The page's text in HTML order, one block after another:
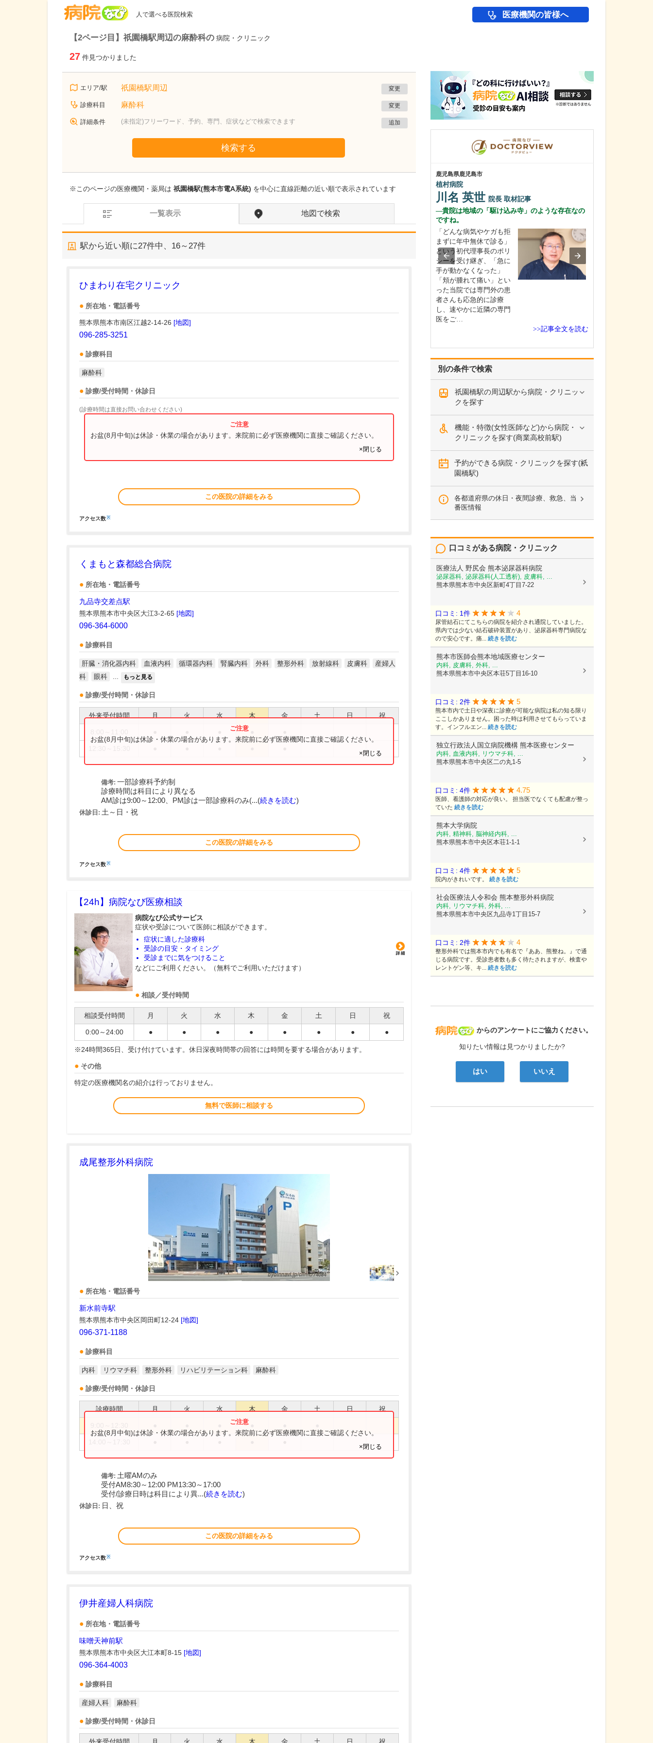
人で選べる医院検索 医療機関の皆様へ
【2ページ目】祇園橋駅周辺の麻酔科の 病院・クリニック
27 件見つかりました
エリア/駅 祇園橋駅周辺 変更
診療科目 麻酔科 変更
詳細条件 (未指定)フリーワード、予約、専門、症状などで検索できます 追加
検索する
※このページの医療機関・薬局は 祇園橋駅(熊本市電A系統) を中心に直線距離の近い順で表示されています
一覧表示 地図で検索
駅から近い順に27件中、 16～27件
ひまわり在宅クリニック
所在地・電話番号
熊本県熊本市南区江越2-14-26 [地図]
096-285-3251
診療科目
麻酔科
診療/受付時間・休診日
(診療時間は直接お問い合わせください)
お盆(8月中旬)は休診・休業の場合があります。来院前に必ず医療機関に直接ご確認ください。
×閉じる
この医院の詳細をみる
アクセス数※
くまもと森都総合病院
所在地・電話番号
九品寺交差点駅
熊本県熊本市中央区大江3-2-65 [地図]
096-364-6000
診療科目
肝臓・消化器内科 血液内科 循環器内科 腎臓内科 外科 整形外科 放射線科 皮膚科
産婦人
科
眼科 もっと見る
診療/受付時間・休診日
外来受付時間 月 火 水 木 金 土 日 祝
お盆(8月中旬)は休診・休業の場合があります。来院前に必ず医療機関に直接ご確認ください。
×閉じる
備考: 一部診療科予約制
診療時間は科目により異なる
AM診は9:00～12:00、PM診は一部診療科のみ(...(続きを読む)
休診日: 土～日・祝
この医院の詳細をみる
アクセス数※
【24h】 病院なび医療相談
病院なび公式サービス
症状や受診について医師に相談ができます。
症状に適した診療科
受診の目安・タイミング
受診までに気をつけること
などにご利用ください。（無料でご利用いただけます）
相談／受付時間
相談受付時間 月 火 水 木 金 土 日 祝
0:00～24:00 ● ● ● ● ● ● ● ●
※24時間365日、受け付けています。休日深夜時間帯の回答には時間を要する場合があります。
その他
特定の医療機関名の紹介は行っておりません。
無料で医師に相談する
成尾整形外科病院
所在地・電話番号
新水前寺駅
熊本県熊本市中央区岡田町12-24 [地図]
096-371-1188
診療科目
内科 リウマチ科 整形外科 リハビリテーション科 麻酔科
診療/受付時間・休診日
診療時間 月 火 水 木 金 土 日 祝
お盆(8月中旬)は休診・休業の場合があります。来院前に必ず医療機関に直接ご確認ください。
×閉じる
備考: 土曜AMのみ
受付AM8:30～12:00 PM13:30～17:00
受付/診療日時は科目により異...(続きを読む)
休診日: 日、祝
この医院の詳細をみる
アクセス数※
伊井産婦人科病院
所在地・電話番号
味噌天神前駅
熊本県熊本市中央区大江本町8-15 [地図]
096-364-4003
診療科目
産婦人科 麻酔科
診療/受付時間・休診日
別の条件で検索
祇園橋駅の周辺駅から病院・クリニッ
クを探す
機能・特徴(女性医師など)から病院・
クリニックを探す(商業高校前駅)
予約ができる病院・クリニックを探す(祇
園橋駅)
各都道府県の休日・夜間診療、救急、当
番医情報
病院なび
からのアンケートにご協力ください。
知りたい情報は見つかりましたか?
はい いいえ
口コミがある病院・クリニック
医療法人 野尻会 熊本泌尿器科病院
泌尿器科, 泌尿器科(人工透析), 皮膚科, ...
熊本県熊本市中央区新町4丁目7-22
口コミ: 1件 4
尿管結石にてこちらの病院を紹介され通院していました。
県内では少ない結石破砕装置があり、泌尿器科専門病院な
ので安心です。痛... 続きを読む
熊本市医師会熊本地域医療センター
内科, 皮膚科, 外科, ...
熊本県熊本市中央区本荘5丁目16-10
口コミ: 2件 5
熊本市内で土日や深夜に診療が可能な病院は私の知る限り
ここしかありません。困った時は利用させてもらっていま
す。インフルエン... 続きを読む
独立行政法人国立病院機構 熊本医療センター
内科, 血液内科, リウマチ科, ...
熊本県熊本市中央区二の丸1-5
口コミ: 4件 4.75
医師、看護師の対応が良い。 担当医でなくても配慮が整っ
ていた 続きを読む
熊本大学病院
内科, 精神科, 脳神経内科, ...
熊本県熊本市中央区本荘1-1-1
口コミ: 4件 5
院内がきれいです。 続きを読む
社会医療法人令和会 熊本整形外科病院
内科, リウマチ科, 外科, ...
熊本県熊本市中央区九品寺1丁目15-7
口コミ: 2件 4
整形外科では熊本市内でも有名で『ああ、熊整ね。』で通
じる病院です。受診患者数も多く待たされますが、検査や
レントゲン等、キ... 続きを読む
熊本県熊本市南区
たかしお内科ハートクリニック
大学病院で要職を担ってきた先生が開業を決め
たのにはどのような理由があったのでしょうか?
心不全という病気は発症
鹿児島県鹿児島市
植村病院
川名 英世 院長 取材記事
貴院は地域の「駆け込み寺」のような存在なの
ですね。
「どんな病気やケガも拒
まずに年中無休で診る」
という初代理事長のポリ
シーを受け継ぎ、「急に
手が動かなくなった」
「頬が腫れて痛い」とい
った当院では専門外の患
者さんも応急的に診療
し、速やかに近隣の専門
医をご…
>>記事全文を読む